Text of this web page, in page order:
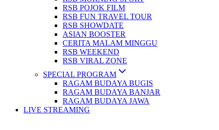
RSB POJOK FILM
RSB FUN TRAVEL TOUR
RSB SHOWDATE
ASIAN BOOSTER
CERITA MALAM MINGGU
RSB WEEKEND
RSB VIRAL ZONE
SPECIAL PROGRAM
RAGAM BUDAYA BUGIS
RAGAM BUDAYA BANJAR
RAGAM BUDAYA JAWA
LIVE STREAMING